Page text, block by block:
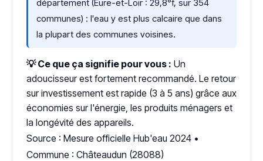
département (Eure-et-Loir : 29,8°f, sur 354
communes) : l'eau y est plus calcaire que dans
la plupart des communes voisines.
💡 Ce que ça signifie pour vous : Un
adoucisseur est fortement recommandé. Le retour
sur investissement est rapide (3 à 5 ans) grâce aux
économies sur l'énergie, les produits ménagers et
la longévité des appareils.
Source : Mesure officielle Hub'eau 2024 •
Commune : Châteaudun (28088)